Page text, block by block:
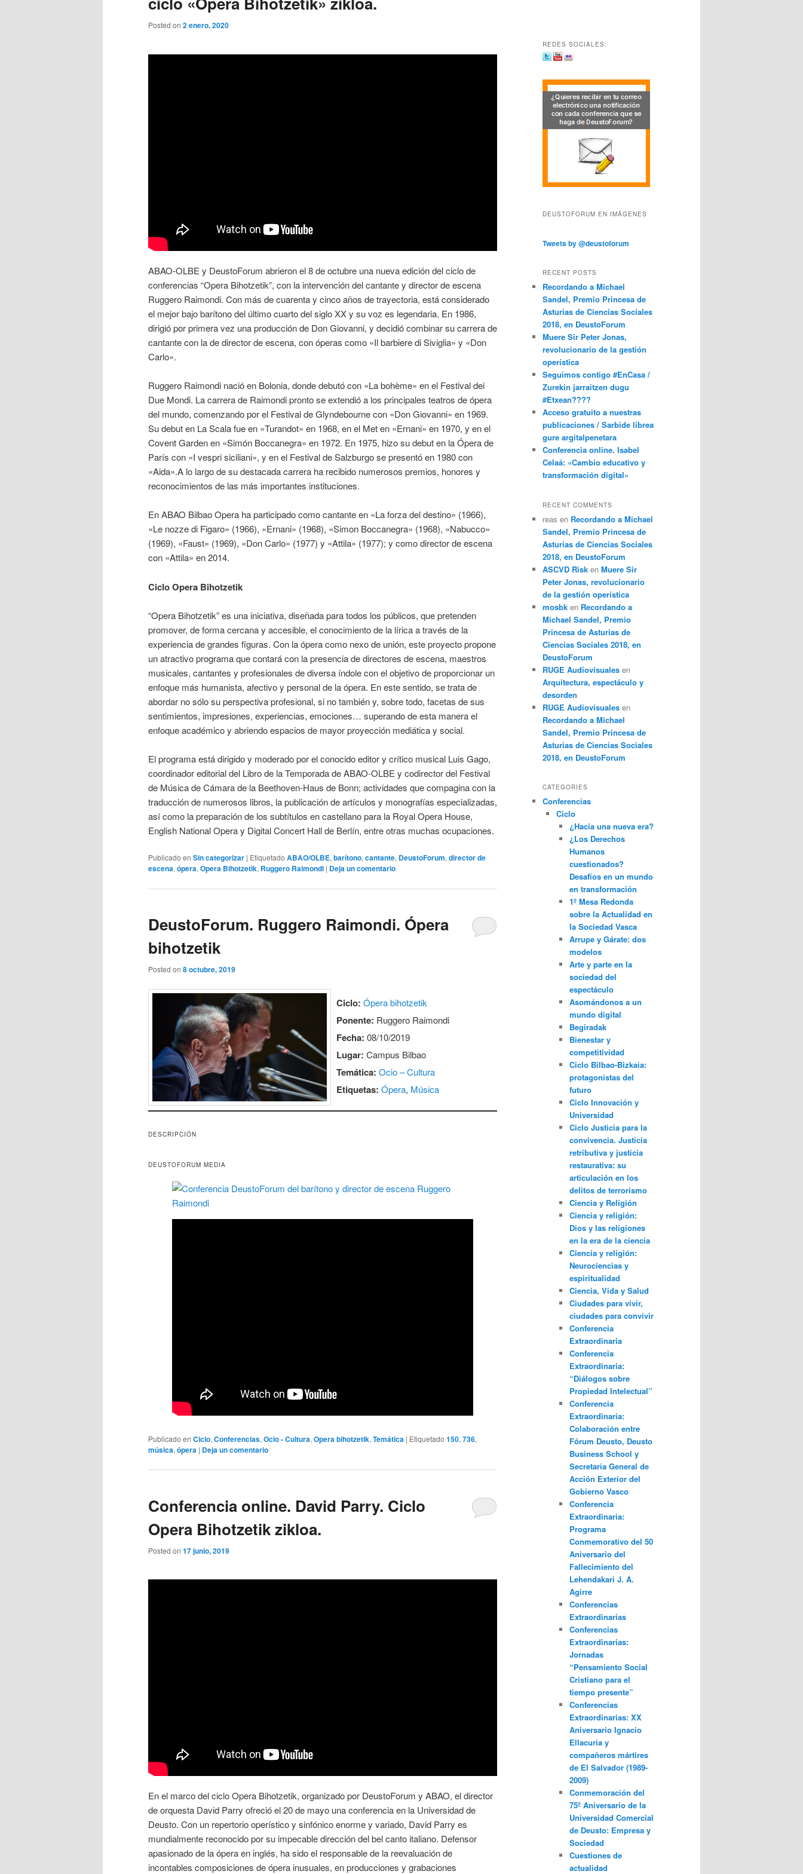
Posted on 2 enero, 2020
ABAO-OLBE y DeustoForum abrieron el 8 de octubre una nueva edición del ciclo de
conferencias “Opera Bihotzetik”, con la intervención del cantante y director de escena
Ruggero Raimondi. Con más de cuarenta y cinco años de trayectoria, está considerado
el mejor bajo barítono del último cuarto del siglo XX y su voz es legendaria. En 1986,
dirigió por primera vez una producción de Don Giovanni, y decidió combinar su carrera de
cantante con la de director de escena, con óperas como «Il barbiere di Siviglia» y «Don
Carlo».
Ruggero Raimondi nació en Bolonia, donde debutó con «La bohème» en el Festival dei
Due Mondi. La carrera de Raimondi pronto se extendió a los principales teatros de ópera
del mundo, comenzando por el Festival de Glyndebourne con «Don Giovanni» en 1969.
Su debut en La Scala fue en «Turandot» en 1968, en el Met en «Ernani» en 1970, y en el
Covent Garden en «Simón Boccanegra» en 1972. En 1975, hizo su debut en la Ópera de
París con «I vespri siciliani», y en el Festival de Salzburgo se presentó en 1980 con
«Aida».A lo largo de su destacada carrera ha recibido numerosos premios, honores y
reconocimientos de las más importantes instituciones.
En ABAO Bilbao Opera ha participado como cantante en «La forza del destino» (1966),
«Le nozze di Figaro» (1966), «Ernani» (1968), «Simon Boccanegra» (1968), «Nabucco»
(1969), «Faust» (1969), «Don Carlo» (1977) y «Attila» (1977); y como director de escena
con «Attila» en 2014.
Ciclo Opera Bihotzetik
“Opera Bihotzetik” es una iniciativa, diseñada para todos los públicos, que pretenden
promover, de forma cercana y accesible, el conocimiento de la lírica a través de la
experiencia de grandes figuras. Con la ópera como nexo de unión, este proyecto propone
un atractivo programa que contará con la presencia de directores de escena, maestros
musicales, cantantes y profesionales de diversa índole con el objetivo de proporcionar un
enfoque más humanista, afectivo y personal de la ópera. En este sentido, se trata de
abordar no sólo su perspectiva profesional, si no también y, sobre todo, facetas de sus
sentimientos, impresiones, experiencias, emociones… superando de esta manera el
enfoque académico y abriendo espacios de mayor proyección mediática y social.
El programa está dirigido y moderado por el conocido editor y crítico musical Luis Gago,
coordinador editorial del Libro de la Temporada de ABAO-OLBE y codirector del Festival
de Música de Cámara de la Beethoven-Haus de Bonn; actividades que compagina con la
traducción de numerosos libros, la publicación de artículos y monografías especializadas,
así como la preparación de los subtítulos en castellano para la Royal Opera House,
English National Opera y Digital Concert Hall de Berlín, entre otras muchas ocupaciones.
Publicado en Sin categorizar | Etiquetado ABAO/OLBE,barítono,cantante, DeustoForum,director de
escena,ópera,Opera Bihotzetik, Ruggero Raimondi | Deja un comentario
DeustoForum. Ruggero Raimondi. Ópera
bihotzetik
Posted on 8 octubre, 2019
Ciclo: Ópera bihotzetik
Ponente: Ruggero Raimondi
Fecha: 08/10/2019
Lugar: Campus Bilbao
Temática: Ocio – Cultura
Etiquetas: Ópera, Música
DESCRIPCIÓN
DEUSTOFORUM MEDIA
Publicado en Ciclo, Conferencias, Ocio - Cultura, Opera bihotzetik, Temática | Etiquetado 150, 736,
música, ópera | Deja un comentario
Conferencia online. David Parry. Ciclo
Opera Bihotzetik zikloa.
Posted on 17 junio, 2019
En el marco del ciclo Opera Bihotzetik, organizado por DeustoForum y ABAO, el director
de orquesta David Parry ofreció el 20 de mayo una conferencia en la Universidad de
Deusto. Con un repertorio operístico y sinfónico enorme y variado, David Parry es
mundialmente reconocido por su impecable dirección del bel canto italiano. Defensor
apasionado de la ópera en inglés, ha sido el responsable de la reevaluación de
incontables composiciones de ópera inusuales, en producciones y grabaciones
REDES SOCIALES:
DEUSTOFORUM EN IMÁGENES
Tweets by @deustoforum
RECENT POSTS
Recordando a Michael
Sandel, Premio Princesa de
Asturias de Ciencias Sociales
2018, en DeustoForum
Muere Sir Peter Jonas,
revolucionario de la gestión
operística
Seguimos contigo #EnCasa /
Zurekin jarraitzen dugu
#Etxean????
Acceso gratuito a nuestras
publicaciones / Sarbide librea
gure argitalpenetara
Conferencia online. Isabel
Celaá: «Cambio educativo y
transformación digital»
RECENT COMMENTS
reas en Recordando a Michael
Sandel, Premio Princesa de
Asturias de Ciencias Sociales
2018, en DeustoForum
ASCVD Risk en Muere Sir
Peter Jonas, revolucionario
de la gestión operística
mosbk en Recordando a
Michael Sandel, Premio
Princesa de Asturias de
Ciencias Sociales 2018, en
DeustoForum
RUGE Audiovisuales en
Arquitectura, espectáculo y
desorden
RUGE Audiovisuales en
Recordando a Michael
Sandel, Premio Princesa de
Asturias de Ciencias Sociales
2018, en DeustoForum
CATEGORIES
Conferencias
Ciclo
¿Hacia una nueva era?
¿Los Derechos
Humanos
cuestionados?
Desafíos en un mundo
en transformación
1º Mesa Redonda
sobre la Actualidad en
la Sociedad Vasca
Arrupe y Gárate: dos
modelos
Arte y parte en la
sociedad del
espectáculo
Asomándonos a un
mundo digital
Begiradak
Bienestar y
competitividad
Ciclo Bilbao-Bizkaia:
protagonistas del
futuro
Ciclo Innovación y
Universidad
Ciclo Justicia para la
convivencia. Justicia
retributiva y justicia
restaurativa: su
articulación en los
delitos de terrorismo
Ciencia y Religión
Ciencia y religión:
Dios y las religiones
en la era de la ciencia
Ciencia y religión:
Neurociencias y
espiritualidad
Ciencia, Vida y Salud
Ciudades para vivir,
ciudades para convivir
Conferencia
Extraordinaria
Conferencia
Extraordinaria:
“Diálogos sobre
Propiedad Intelectual”
Conferencia
Extraordinaria:
Colaboración entre
Fórum Deusto, Deusto
Business School y
Secretaría General de
Acción Exterior del
Gobierno Vasco
Conferencia
Extraordinaria:
Programa
Conmemorativo del 50
Aniversario del
Fallecimiento del
Lehendakari J. A.
Agirre
Conferencias
Extraordinarias
Conferencias
Extraordinarias:
Jornadas
“Pensamiento Social
Cristiano para el
tiempo presente”
Conferencias
Extraordinarias: XX
Aniversario Ignacio
Ellacuria y
compañeros mártires
de El Salvador (1989-
2009)
Conmemoración del
75º Aniversario de la
Universidad Comercial
de Deusto: Empresa y
Sociedad
Cuestiones de
actualidad